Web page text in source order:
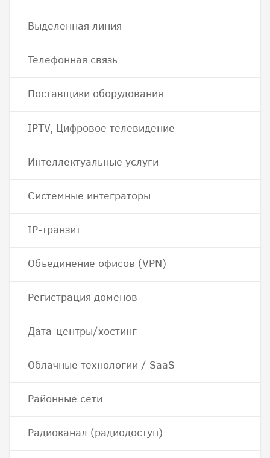
Выделенная линия
Телефонная связь
Поставщики оборудования
IPTV, Цифровое телевидение
Интеллектуальные услуги
Системные интеграторы
IP-транзит
Объединение офисов (VPN)
Регистрация доменов
Дата-центры/хостинг
Облачные технологии / SaaS
Районные сети
Радиоканал (радиодоступ)